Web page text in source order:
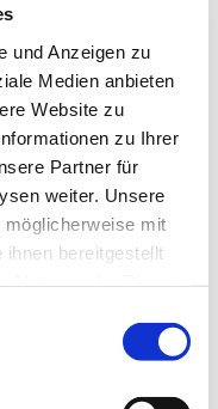
und Anzeigen zu
Medien anbieten
Website zu
zu Ihrer
Partner für
weiter. Unsere
mit
bereitgestellt
auch